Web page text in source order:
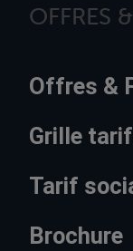
OFFRES
Offres &
Grille
Tarif
Brochure